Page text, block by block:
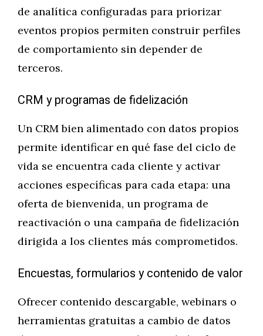
de analítica configuradas para priorizar
eventos propios permiten construir perfiles
de comportamiento sin depender de
terceros.
CRM y programas de fidelización
Un CRM bien alimentado con datos propios
permite identificar en qué fase del ciclo de
vida se encuentra cada cliente y activar
acciones específicas para cada etapa: una
oferta de bienvenida, un programa de
reactivación o una campaña de fidelización
dirigida a los clientes más comprometidos.
Encuestas, formularios y contenido de valor
Ofrecer contenido descargable, webinars o
herramientas gratuitas a cambio de datos